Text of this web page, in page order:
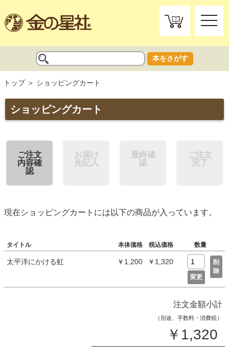
toggle
本をさがす
トップ ショッピングカート
ショッピングカート
ご注文
内容確
認
お届け
先記入
最終確
認
ご注文
完了
現在ショッピングカートには以下の商品が入っています。
タイトル 本体価格 税込価格 数量
太平洋にかける虹 ￥1,200 ￥1,320
変更
削
除
注文金額小計
（別途、手数料・消費税）
￥1,320